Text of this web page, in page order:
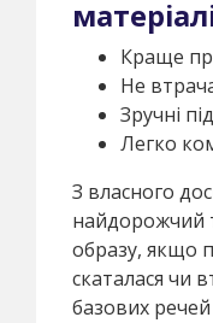
Краще
Не
Зручні
Легко
З власного
найдорожчий
образу, якщо
скаталася чи
базових